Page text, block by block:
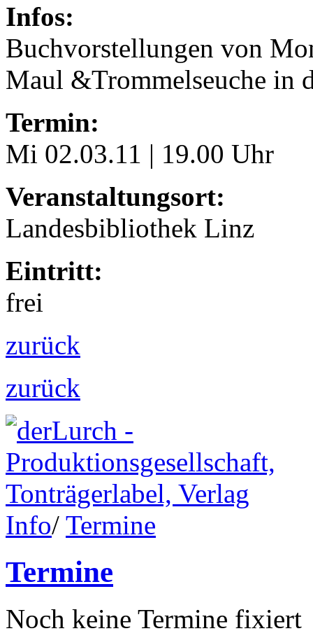
Infos:
Buchvorstellungen von
Maul &Trommelseuche in
Termin:
Mi 02.03.11 | 19.00 Uhr
Veranstaltungsort:
Landesbibliothek Linz
Eintritt:
frei
zurück
zurück
Info/ Termine
Termine
Noch keine Termine fixiert